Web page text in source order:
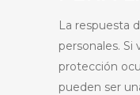
La respuesta
personales. Si
protección
pueden ser